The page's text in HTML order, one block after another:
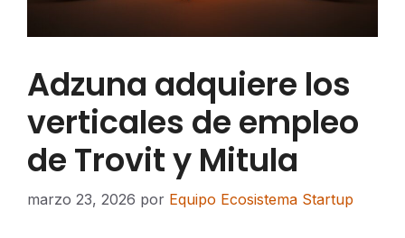
Adzuna adquiere los
verticales de empleo
de Trovit y Mitula
marzo 23, 2026 por Equipo Ecosistema Startup